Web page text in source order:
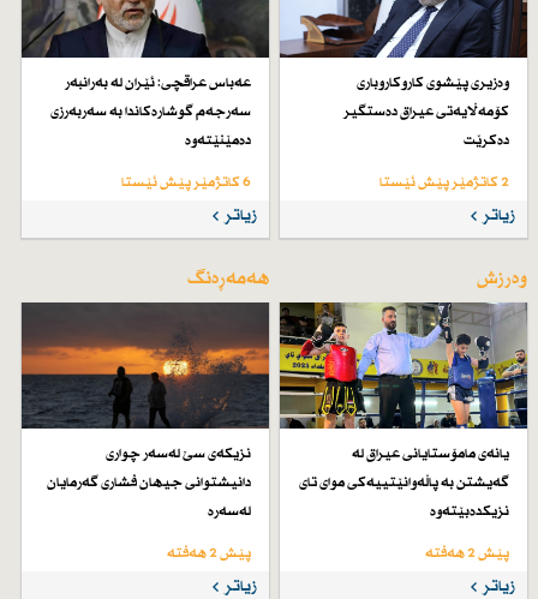
وەزیری پێشوی كاروكاروباری
كۆمەڵایەتی عیراق دەستگیر
دەكرێت
2 کاتژمێر پێش ئێستا
زیاتر
عەباس عراقچی: ئێران لە بەرانبەر
سەرجەم گوشارەكاندا بە سەربەرزی
دەمێنێتەوە
6 کاتژمێر پێش ئێستا
زیاتر
وەرزش
یانەی مامۆستایانی عیراق لە
گەیشتن بە پاڵەوانێتییەكی موای تای
نزیكدەبێتەوە
پێش 2 هەفتە
زیاتر
هەمەڕەنگ
نزیكەی سێ لەسەر چواری
دانیشتوانی جیهان فشاری گەرمایان
لەسەرە
پێش 2 هەفتە
زیاتر